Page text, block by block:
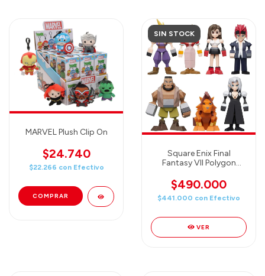
MARVEL Plush Clip On
$24.740
$22.266 con Efectivo
SIN STOCK
Square Enix Final
Fantasy VII Polygon
con las 7 FIGURAS +
FIGURA SORPRESA (8
figuras total)
$490.000
$441.000 con Efectivo
VER